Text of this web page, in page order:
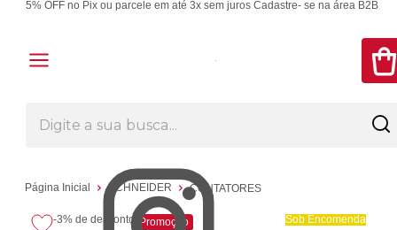
5% OFF no Pix ou parcele em até 3x sem juros Cadastre- se na área B2B
Página Inicial SCHNEIDER CONTATORES
-3% de desconto Promoção Sob Encomenda